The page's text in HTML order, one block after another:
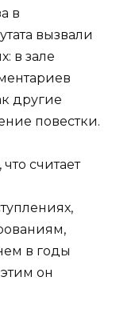
в
вызвали
в зале
другие
повестки.
считает
в годы
он